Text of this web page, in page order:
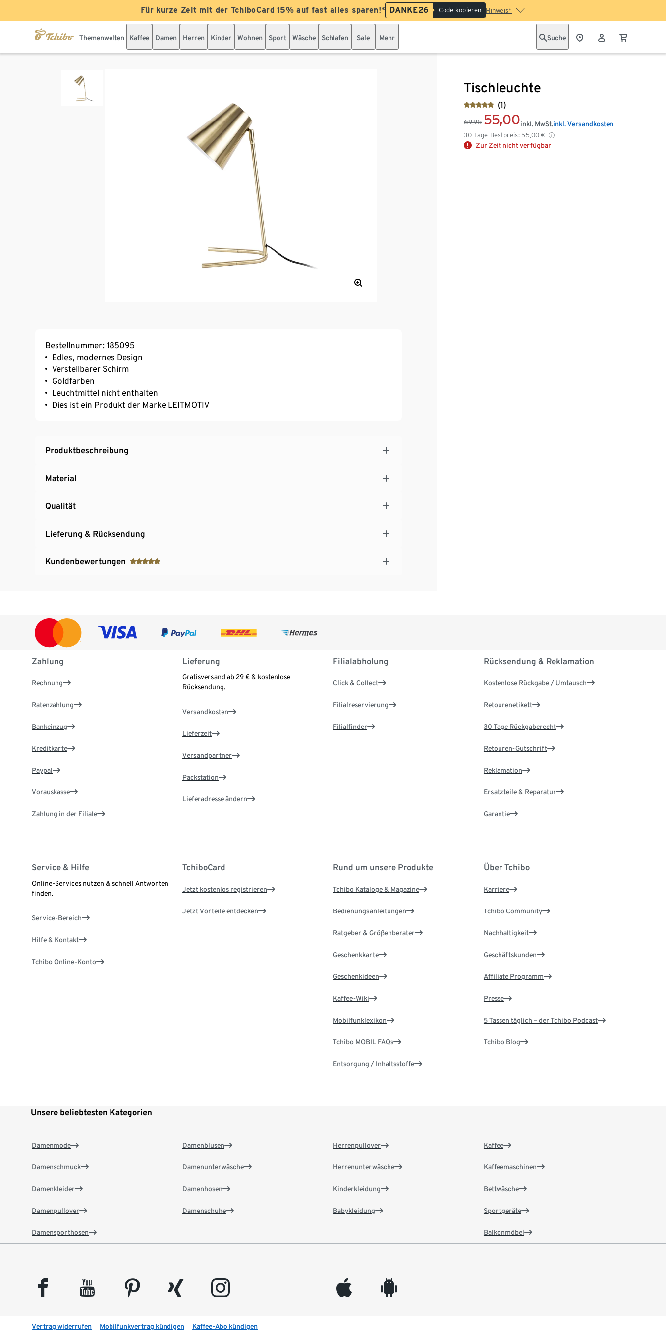
Für kurze Zeit mit der TchiboCard 15% auf fast alles sparen!* DANKE26 Code kopieren Hinweis*
Themenwelten Kaffee Damen Herren Kinder Wohnen Sport Wäsche Schlafen Sale Mehr Suche
Tischleuchte
(1)
69,95 55,00
30-Tage-Bestpreis: 55,00 €
inkl. MwSt.inkl. Versandkosten
Zur Zeit nicht verfügbar
Bestellnummer: 185095
Edles, modernes Design
Verstellbarer Schirm
Goldfarben
Leuchtmittel nicht enthalten
Dies ist ein Produkt der Marke LEITMOTIV
Produktbeschreibung
Material
Qualität
Lieferung & Rücksendung
Kundenbewertungen
Zahlung
Rechnung
Ratenzahlung
Bankeinzug
Kreditkarte
Paypal
Vorauskasse
Zahlung in der Filiale
Lieferung
Gratisversand ab 29 € & kostenlose
Rücksendung.
Versandkosten
Lieferzeit
Versandpartner
Packstation
Lieferadresse ändern
Filialabholung
Click & Collect
Filialreservierung
Filialfinder
Rücksendung & Reklamation
Kostenlose Rückgabe / Umtausch
Retourenetikett
30 Tage Rückgaberecht
Retouren-Gutschrift
Reklamation
Ersatzteile & Reparatur
Garantie
Service & Hilfe
Online-Services nutzen & schnell Antworten
finden.
Service-Bereich
Hilfe & Kontakt
Tchibo Online-Konto
TchiboCard
Jetzt kostenlos registrieren
Jetzt Vorteile entdecken
Rund um unsere Produkte
Tchibo Kataloge & Magazine
Bedienungsanleitungen
Ratgeber & Größenberater
Geschenkkarte
Geschenkideen
Kaffee-Wiki
Mobilfunklexikon
Tchibo MOBIL FAQs
Entsorgung / Inhaltsstoffe
Über Tchibo
Karriere
Tchibo Community
Nachhaltigkeit
Geschäftskunden
Affiliate Programm
Presse
5 Tassen täglich – der Tchibo Podcast
Tchibo Blog
Unsere beliebtesten Kategorien
Damenmode
Damenschmuck
Damenkleider
Damenpullover
Damensporthosen
Damenblusen
Damenunterwäsche
Damenhosen
Damenschuhe
Herrenpullover
Herrenunterwäsche
Kinderkleidung
Babykleidung
Kaffee
Kaffeemaschinen
Bettwäsche
Sportgeräte
Balkonmöbel
facebook youtube pinterest xing instagram appleinc android
Vertrag widerrufen Mobilfunkvertrag kündigen Kaffee-Abo kündigen